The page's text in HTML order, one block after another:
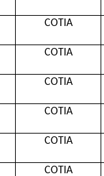
COTIA
COTIA
COTIA
COTIA
COTIA
COTIA